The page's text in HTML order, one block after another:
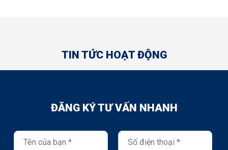
TIN TỨC HOẠT ĐỘNG
ĐĂNG KÝ TƯ VẤN NHANH